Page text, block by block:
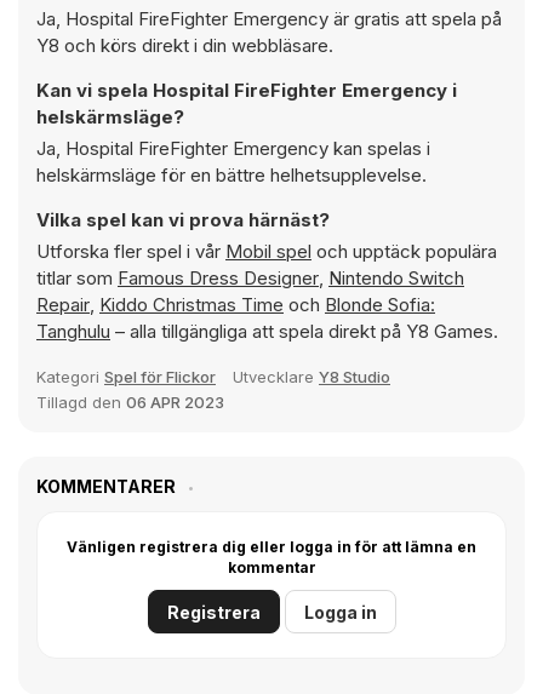
Ja, Hospital FireFighter Emergency är gratis att spela på
Y8 och körs direkt i din webbläsare.
Kan vi spela Hospital FireFighter Emergency i
helskärmsläge?
Ja, Hospital FireFighter Emergency kan spelas i
helskärmsläge för en bättre helhetsupplevelse.
Vilka spel kan vi prova härnäst?
Utforska fler spel i vår Mobil spel och upptäck populära
titlar som Famous Dress Designer, Nintendo Switch
Repair, Kiddo Christmas Time och Blonde Sofia:
Tanghulu – alla tillgängliga att spela direkt på Y8 Games.
Kategori Spel för Flickor Utvecklare Y8 Studio
Tillagd den 06 APR 2023
KOMMENTARER
Vänligen registrera dig eller logga in för att lämna en
kommentar
Registrera Logga in